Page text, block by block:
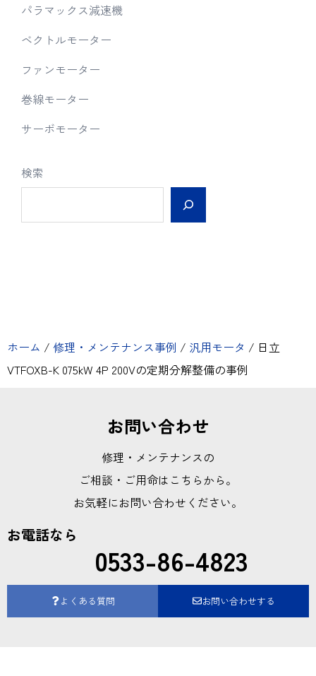
パラマックス減速機
ベクトルモーター
ファンモーター
巻線モーター
サーボモーター
検索
ホーム / 修理・メンテナンス事例 / 汎用モータ / 日立
VTFOXB-K 075kW 4P 200Vの定期分解整備の事例
お問い合わせ
修理・メンテナンスの
ご相談・ご用命はこちらから。
お気軽にお問い合わせください。
お電話なら
0533-86-4823
よくある質問 お問い合わせする